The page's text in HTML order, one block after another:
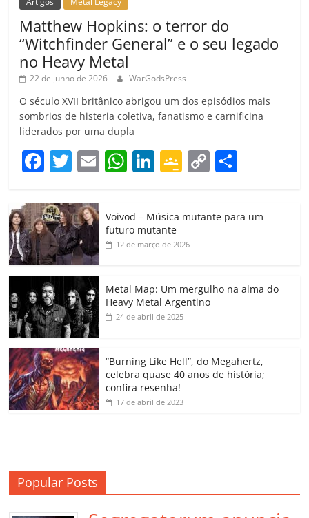
Matthew Hopkins: o terror do
“Witchfinder General” e o seu legado
no Heavy Metal
22 de junho de 2026 WarGodsPress
O século XVII britânico abrigou um dos episódios mais
sombrios de histeria coletiva, fanatismo e carnificina
liderados por uma dupla
F
c
e
b
o
o
k
T
itt
er
E
ai
W
at
s
A
p
Li
k
e
dI
G
gl
e
a
ss
o
m
C
y
k
p
h
Voivod – Música mutante para um
futuro mutante
12 de março de 2026
Metal Map: Um mergulho na alma do
Heavy Metal Argentino
24 de abril de 2025
“Burning Like Hell”, do Megahertz,
celebra quase 40 anos de história;
confira resenha!
17 de abril de 2023
Popular Posts